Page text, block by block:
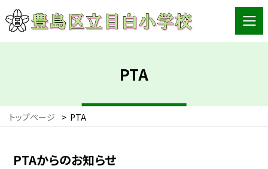
PTA
トップページ > PTA
PTAからのお知らせ